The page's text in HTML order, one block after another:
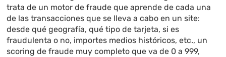
trata de un motor de fraude que aprende de cada una
de las transacciones que se lleva a cabo en un site:
desde qué geografía, qué tipo de tarjeta, si es
fraudulenta o no, importes medios históricos, etc., un
scoring de fraude muy completo que va de 0 a 999,